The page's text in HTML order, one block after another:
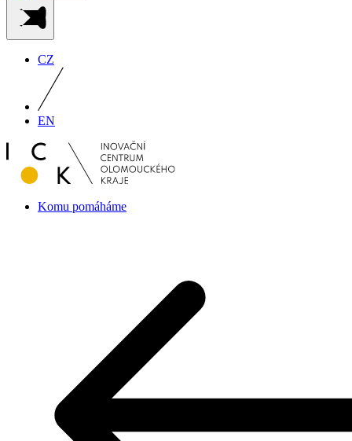
CZ
EN
Komu pomáháme